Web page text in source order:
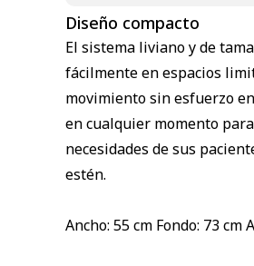
Diseño compacto
El sistema liviano y de
fácilmente en espacios
movimiento sin esfuerzo
en cualquier momento
necesidades de sus
estén.
Ancho: 55 cm Fondo: 73 cm